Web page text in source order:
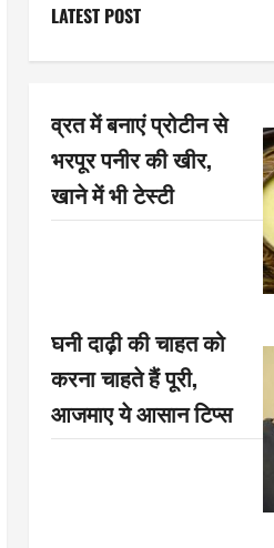
LATEST POST
व्रत में बनाएं प्रोटीन से
भरपूर पनीर की खीर,
खाने में भी टेस्टी
घनी दाढ़ी की चाहत को
करना चाहते हैं पूरी,
आजमाए ये आसान टिप्स